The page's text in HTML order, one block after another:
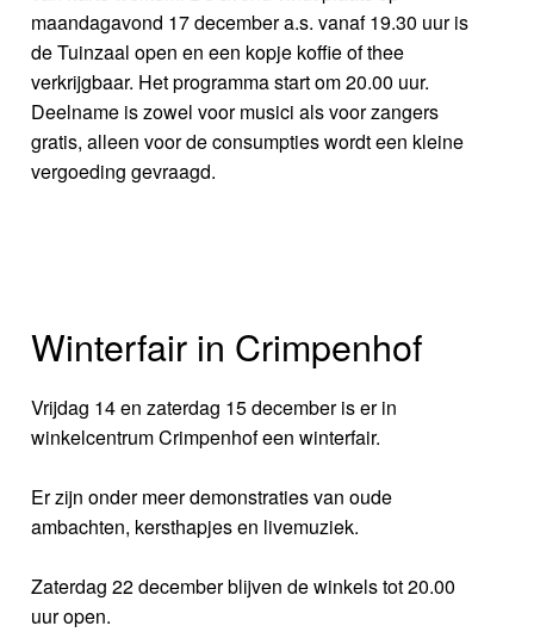
maandagavond 17 december a.s. vanaf 19.30 uur is
de Tuinzaal open en een kopje koffie of thee
verkrijgbaar. Het programma start om 20.00 uur.
Deelname is zowel voor musici als voor zangers
gratis, alleen voor de consumpties wordt een kleine
vergoeding gevraagd.
Winterfair in Crimpenhof
Vrijdag 14 en zaterdag 15 december is er in
winkelcentrum Crimpenhof een winterfair.
Er zijn onder meer demonstraties van oude
ambachten, kersthapjes en livemuziek.
Zaterdag 22 december blijven de winkels tot 20.00
uur open.